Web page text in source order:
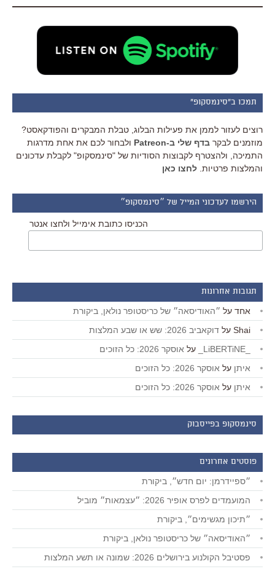
תמכו ב"סינמסקופ"
רוצים לעזור לממן את פעילות הבלוג, טבלת המבקרים והפודקאסט?
מוזמנים לבקר בדף שלי ב-Patreon
ולבחור לכם את אחת מדרגות
התמיכה, ולהצטרף לקבוצות הסודיות של "סינמסקופ" לקבלת עדכונים
והמלצות פרטיות. לחצו כאן
הירשמו לעדכוני המייל של ״סינמסקופ״
הכניסו כתובת אימייל ולחצו אנטר
תגובות אחרונות
אחד על ״האודיסאה״ של כריסטופר נולאן, ביקורת
Shai על דוקאביב 2026: שש או שבע המלצות
על אוסקר 2026: כל הזוכים
איתן על אוסקר 2026: כל הזוכים
איתן על אוסקר 2026: כל הזוכים
סינמסקופ בפייסבוק
פוסטים אחרונים
״ספיידרמן: יום חדש״, ביקורת
המועמדים לפרס אופיר 2026: ״עצמאות״ מוביל
״תיכון מגשימים״, ביקורת
״האודיסאה״ של כריסטופר נולאן, ביקורת
פסטיבל הקולנוע בירושלים 2026: שמונה או תשע המלצות